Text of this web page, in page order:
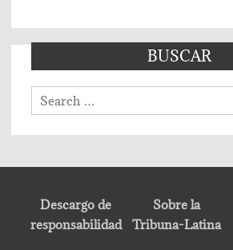
BUSCAR
Descargo de
responsabilidad
Sobre la
Tribuna-Latina